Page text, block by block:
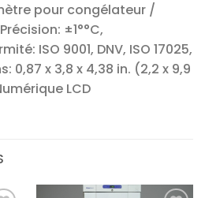
pour congélateur /
±1°°C,
ISO 9001, DNV, ISO 17025,
0,87 x 3,8 x 4,38 in. (2,2 x 9,9
LCD